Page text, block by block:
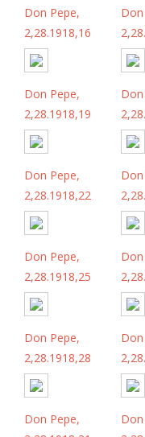
Don Pepe,
2,28.1918,16
Don Pepe,
2,28.1918,19
Don Pepe,
2,28.1918,22
Don Pepe,
2,28.1918,25
Don Pepe,
2,28.1918,28
Don Pepe,